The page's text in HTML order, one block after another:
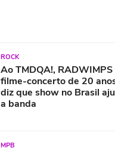
ROCK
Ao TMDQA!,
filme-concerto de 20
diz que show no Brasil
a banda
MPB